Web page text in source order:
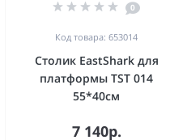
0
Код товара: 653014
Столик EastShark для
платформы TST 014
55*40см
7 140р.